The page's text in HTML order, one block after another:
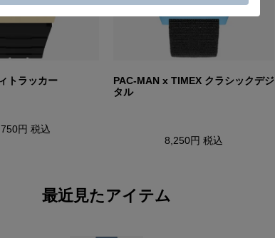
トラッカー
円 税込
PAC-MAN x TIMEX クラシックデジ
タル
8,250円 税込
最近見たアイテム